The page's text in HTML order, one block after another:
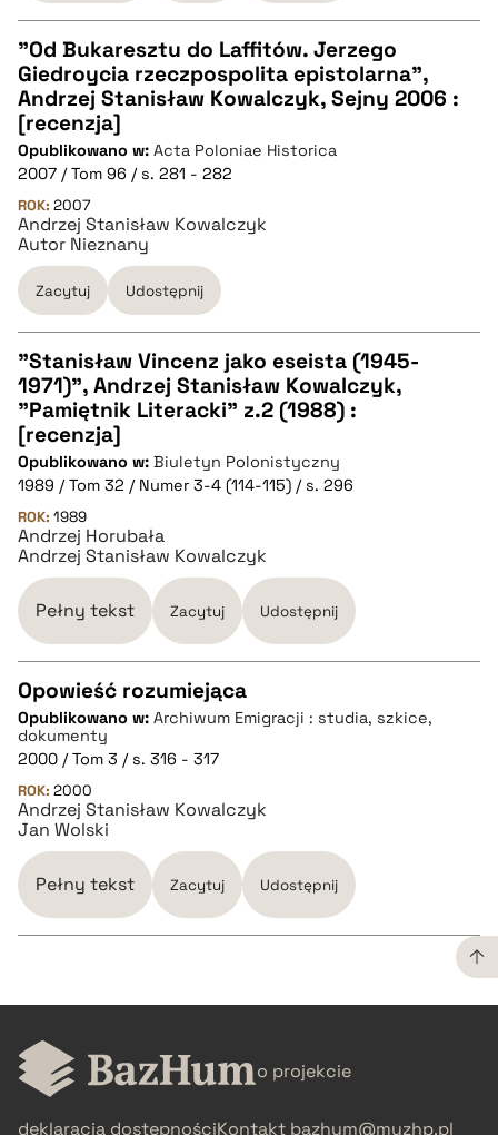
CZYSTY TEKST
pobierz cytat
BIBTEX
pobierz cytat
"Od Bukaresztu do Laffitów. Jerzego
Giedroycia rzeczpospolita epistolarna",
Andrzej Stanisław Kowalczyk, Sejny 2006 :
[recenzja]
Opublikowano w: Acta Poloniae Historica
2007 / Tom 96 / s. 281 - 282
ROK: 2007
Andrzej Stanisław Kowalczyk
Autor Nieznany
Zacytuj Udostępnij
CZYSTY TEKST
pobierz cytat
BIBTEX
pobierz cytat
"Stanisław Vincenz jako eseista (1945-
1971)", Andrzej Stanisław Kowalczyk,
"Pamiętnik Literacki" z.2 (1988) :
[recenzja]
Opublikowano w: Biuletyn Polonistyczny
1989 / Tom 32 / Numer 3-4 (114-115) / s. 296
ROK: 1989
Andrzej Horubała
Andrzej Stanisław Kowalczyk
Pełny tekst Zacytuj Udostępnij
CZYSTY TEKST
pobierz cytat
Opowieść rozumiejąca
Opublikowano w: Archiwum Emigracji : studia, szkice,
dokumenty
2000 / Tom 3 / s. 316 - 317
ROK: 2000
Andrzej Stanisław Kowalczyk
Jan Wolski
Pełny tekst Zacytuj Udostępnij
CZYSTY TEKST
pobierz cytat o projekcie
deklaracja dostępnościKontakt bazhum@muzhp.pl